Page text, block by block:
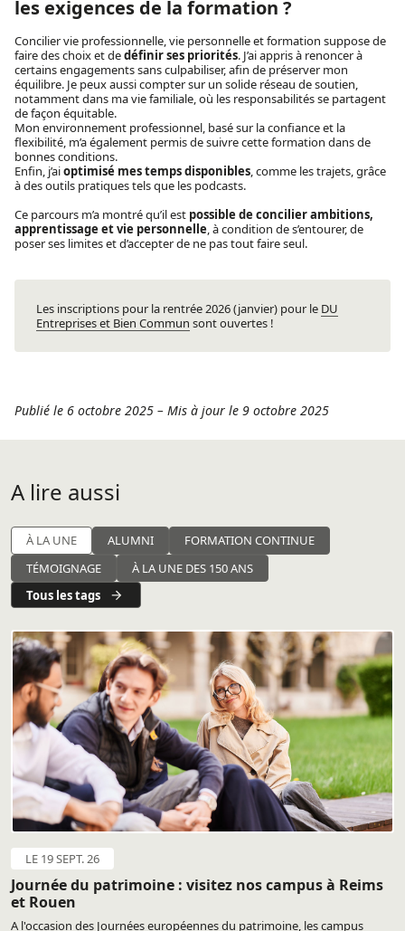
les exigences de la formation ?
Concilier vie professionnelle, vie personnelle et formation suppose de
faire des choix et dedéfinir ses priorités. J’ai appris à renoncer à
certains engagements sans culpabiliser, afin de préserver mon
équilibre. Je peux aussi compter sur un solide réseau de soutien,
notamment dans ma vie familiale, où les responsabilités se partagent
de façon équitable.
Mon environnement professionnel, basé sur la confiance et la
flexibilité, m’a également permis de suivre cette formation dans de
bonnes conditions.
Enfin, j’aioptimisé mes temps disponibles, comme les trajets, grâce
à des outils pratiques tels que les podcasts.
Ce parcours m’a montré qu’il est possible de concilier ambitions,
apprentissage et vie personnelle, à condition de s’entourer, de
poser ses limites et d’accepter de ne pas tout faire seul.
Les inscriptions pour la rentrée 2026 (janvier) pour le DU
Entreprises et Bien Commun sont ouvertes !
Publié le 6 octobre 2025 – Mis à jour le 9 octobre 2025
A lire aussi
À LA UNE ALUMNI
FORMATION CONTINUE
TÉMOIGNAGE
À LA UNE DES 150 ANS
Tous les tags
LE 19 SEPT. 26
Journée du patrimoine : visitez nos campus à Reims
et Rouen
A l'occasion des Journées européennes du patrimoine, les campus